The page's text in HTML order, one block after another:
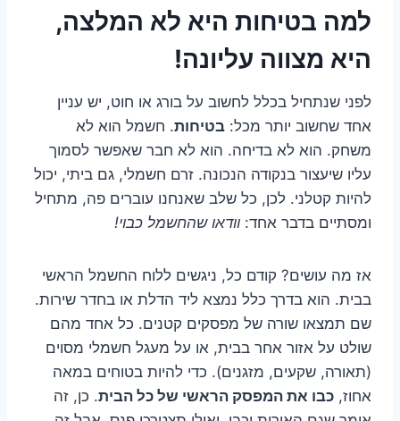
למה בטיחות היא לא המלצה,
היא מצווה עליונה!
לפני שנתחיל בכלל לחשוב על בורג או חוט, יש עניין
אחד שחשוב יותר מכל: בטיחות. חשמל הוא לא
משחק. הוא לא בדיחה. הוא לא חבר שאפשר לסמוך
עליו שיעצור בנקודה הנכונה. זרם חשמלי, גם ביתי, יכול
להיות קטלני. לכן, כל שלב שאנחנו עוברים פה, מתחיל
ומסתיים בדבר אחד: וודאו שהחשמל כבוי!
אז מה עושים? קודם כל, ניגשים ללוח החשמל הראשי
בבית. הוא בדרך כלל נמצא ליד הדלת או בחדר שירות.
שם תמצאו שורה של מפסקים קטנים. כל אחד מהם
שולט על אזור אחר בבית, או על מעגל חשמלי מסוים
(תאורה, שקעים, מזגנים). כדי להיות בטוחים במאה
אחוז, כבו את המפסק הראשי של כל הבית. כן, זה